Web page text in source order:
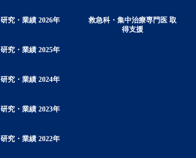
研究・業績 2026年
研究・業績 2025年
研究・業績 2024年
研究・業績 2023年
研究・業績 2022年
救急科・集中治療専門医 取
得支援